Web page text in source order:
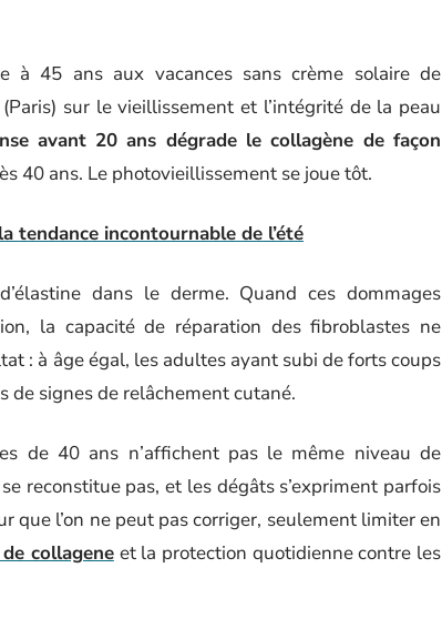
à 45 ans aux vacances sans crème solaire de
sur le vieillissement et l’intégrité de la peau
avant 20 ans dégrade le collagène de façon
40 ans. Le photovieillissement se joue tôt.
tendance incontournable de l’été
dans le derme. Quand ces dommages
la capacité de réparation des fibroblastes ne
: à âge égal, les adultes ayant subi de forts coups
de signes de relâchement cutané.
de 40 ans n’affichent pas le même niveau de
reconstitue pas, et les dégâts s’expriment parfois
que l’on ne peut pas corriger, seulement limiter en
collageneet la protection quotidienne contre les